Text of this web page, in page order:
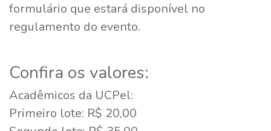
formulário que estará disponível no
regulamento do evento.
Confira os valores:
Acadêmicos da UCPel:
Primeiro lote: R$ 20,00